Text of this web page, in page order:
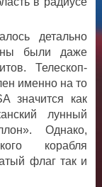
детально
были даже
Телескоп-
именно на то
значится как
лунный
Однако,
корабля
флаг так и